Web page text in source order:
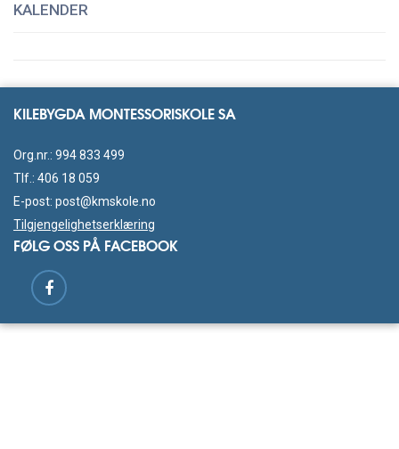
KALENDER
KILEBYGDA MONTESSORISKOLE SA
Org.nr.: 994 833 499
Tlf.: 406 18 059
E-post: post@kmskole.no
Tilgjengelighetserklæring
FØLG OSS PÅ FACEBOOK